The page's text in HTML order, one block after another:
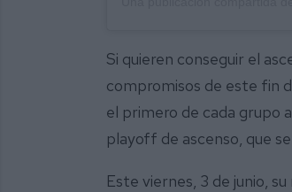
Si quieren conseguir el
compromisos de este fin
el primero de cada grupo
playoff de ascenso, que
Este viernes, 3 de junio,